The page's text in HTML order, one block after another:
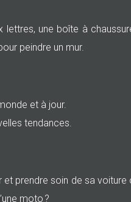
une boîte à
peindre un mur.
et à jour.
tendances.
prendre soin de sa
moto ?